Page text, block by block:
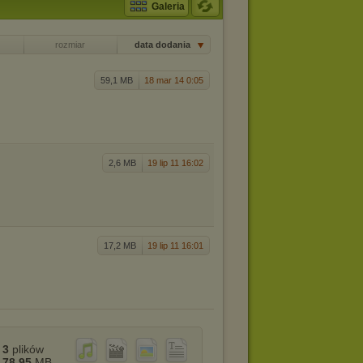
Galeria
rozmiar data dodania
59,1 MB 18 mar 14 0:05
2,6 MB 19 lip 11 16:02
17,2 MB 19 lip 11 16:01
3 plików